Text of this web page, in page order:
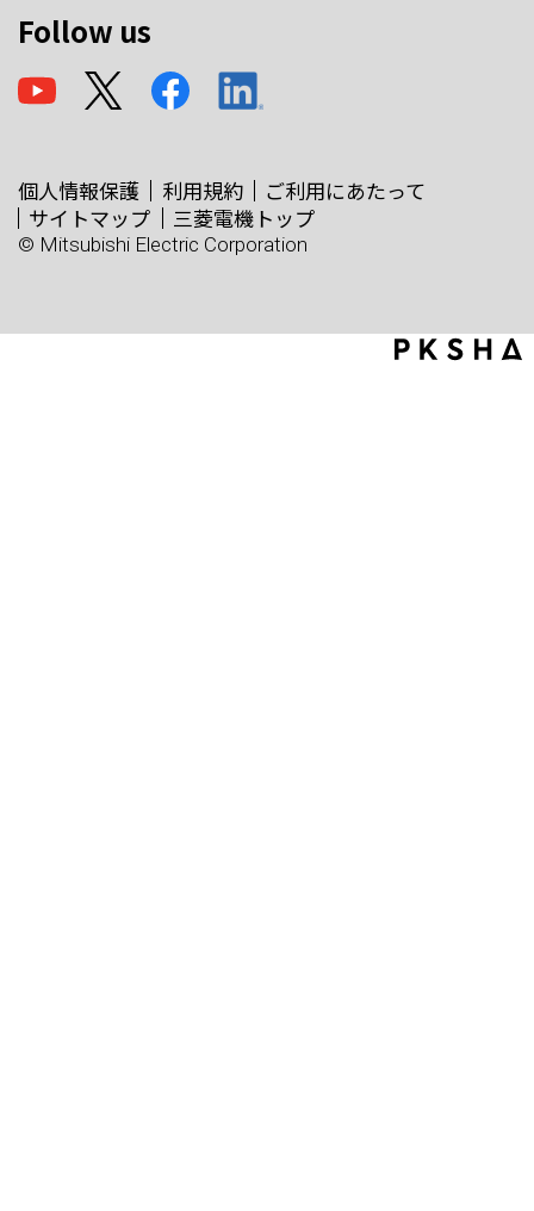
Follow us
個人情報保護 利用規約
ご利用にあたって
サイトマップ
三菱電機トップ
© Mitsubishi Electric Corporation